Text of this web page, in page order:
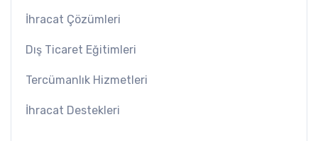
İhracat Çözümleri
Dış Ticaret Eğitimleri
Tercümanlık Hizmetleri
İhracat Destekleri